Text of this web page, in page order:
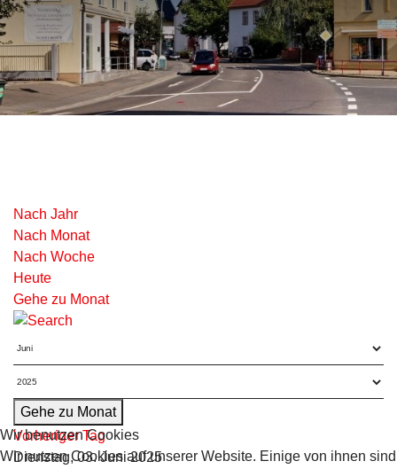
Nach Jahr
Nach Monat
Nach Woche
Heute
Gehe zu Monat
Gehe zu Monat
Vorheriger Tag
Dienstag, 03. Juni 2025
Wir benutzen Cookies
Wir nutzen Cookies auf unserer Website. Einige von ihnen sind